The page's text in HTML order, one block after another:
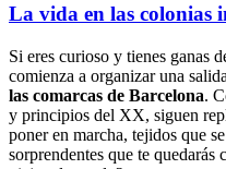
La vida en las colonias
Si eres curioso y tienes ganas
comienza a organizar una
las comarcas de Barcelona.
y principios del XX, siguen
poner en marcha, tejidos que
sorprendentes que te quedarás